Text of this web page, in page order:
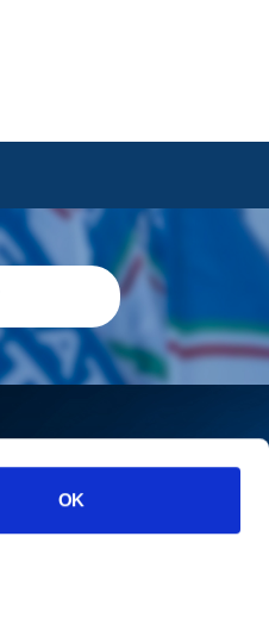
OK